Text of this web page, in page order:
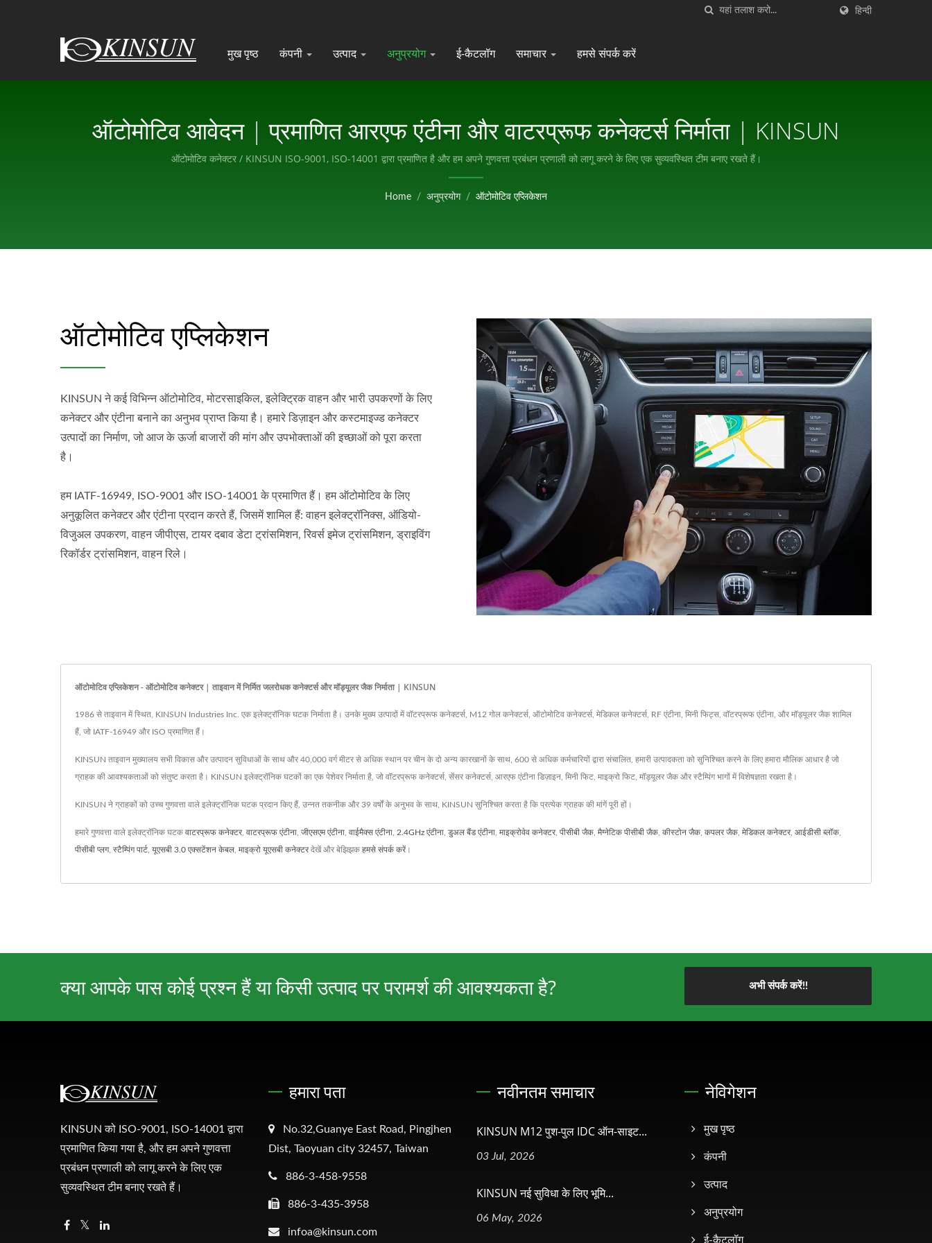
हिन्दी
मुख पृष्ठ कंपनी उत्पाद अनुप्रयोग ई-कैटलॉग समाचार हमसे संपर्क करें
ऑटोमोटिव आवेदन | प्रमाणित आरएफ एंटीना और वाटरप्रूफ कनेक्टर्स निर्माता | KINSUN
ऑटोमोटिव कनेक्टर / KINSUN ISO-9001, ISO-14001 द्वारा प्रमाणित है और हम अपने गुणवत्ता प्रबंधन प्रणाली को लागू करने के लिए एक सुव्यवस्थित टीम बनाए रखते हैं।
Home / अनुप्रयोग / ऑटोमोटिव एप्लिकेशन
ऑटोमोटिव एप्लिकेशन
KINSUN ने कई विभिन्न ऑटोमोटिव, मोटरसाइकिल, इलेक्ट्रिक वाहन और भारी उपकरणों के लिए
कनेक्टर और एंटीना बनाने का अनुभव प्राप्त किया है। हमारे डिज़ाइन और कस्टमाइज्ड कनेक्टर
उत्पादों का निर्माण, जो आज के ऊर्जा बाजारों की मांग और उपभोक्ताओं की इच्छाओं को पूरा करता
है।
हम IATF-16949, ISO-9001 और ISO-14001 के प्रमाणित हैं। हम ऑटोमोटिव के लिए
अनुकूलित कनेक्टर और एंटीना प्रदान करते हैं, जिसमें शामिल हैं: वाहन इलेक्ट्रॉनिक्स, ऑडियो-
विजुअल उपकरण, वाहन जीपीएस, टायर दबाव डेटा ट्रांसमिशन, रिवर्स इमेज ट्रांसमिशन, ड्राइविंग
रिकॉर्डर ट्रांसमिशन, वाहन रिले।
ऑटोमोटिव एप्लिकेशन - ऑटोमोटिव कनेक्टर | ताइवान में निर्मित जलरोधक कनेक्टर्स और मॉड्यूलर जैक निर्माता | KINSUN
1986 से ताइवान में स्थित, KINSUN Industries Inc. एक इलेक्ट्रॉनिक घटक निर्माता है। उनके मुख्य उत्पादों में वॉटरप्रूफ कनेक्टर्स, M12 गोल कनेक्टर्स, ऑटोमोटिव कनेक्टर्स, मेडिकल कनेक्टर्स, RF एंटीना, मिनी फिट्स, वॉटरप्रूफ एंटीना, और मॉड्यूलर जैक शामिल
हैं, जो IATF-16949 और ISO प्रमाणित हैं।
KINSUN ताइवान मुख्यालय सभी विकास और उत्पादन सुविधाओं के साथ और 40,000 वर्ग मीटर से अधिक स्थान पर चीन के दो अन्य कारखानों के साथ, 600 से अधिक कर्मचारियों द्वारा संचालित, हमारी उत्पादकता को सुनिश्चित करने के लिए हमारा मौलिक आधार है जो
ग्राहक की आवश्यकताओं को संतुष्ट करता है। KINSUN इलेक्ट्रॉनिक घटकों का एक पेशेवर निर्माता है, जो वॉटरप्रूफ कनेक्टर्स, सेंसर कनेक्टर्स, आरएफ एंटीना डिज़ाइन, मिनी फिट, माइक्रो फिट, मॉड्यूलर जैक और स्टैम्पिंग भागों में विशेषज्ञता रखता है।
KINSUN ने ग्राहकों को उच्च गुणवत्ता वाले इलेक्ट्रॉनिक घटक प्रदान किए हैं, उन्नत तकनीक और 39 वर्षों के अनुभव के साथ, KINSUN सुनिश्चित करता है कि प्रत्येक ग्राहक की मांगें पूरी हों।
हमारे गुणवत्ता वाले इलेक्ट्रॉनिक घटक वाटरप्रूफ कनेक्टर, वाटरप्रूफ एंटीना जीएसएम एंटीना वाईमैक्स एंटीना 2.4GHz एंटीना डुअल बैंड एंटीना माइक्रोवेव कनेक्टर, पीसीबी जैक मैग्नेटिक पीसीबी जैक कीस्टोन जैक कपलर जैक मेडिकल कनेक्टर, आईडीसी ब्लॉक
पीसीबी प्लग, स्टैम्पिंग पार्ट यूएसबी 3.0 एक्सटेंशन केबल माइक्रो यूएसबी कनेक्टरदेखें और बेझिझक हमसे संपर्क करें।
क्या आपके पास कोई प्रश्न हैं या किसी उत्पाद पर परामर्श की आवश्यकता है? अभी संपर्क करें!!
KINSUN को ISO-9001, ISO-14001 द्वारा
प्रमाणित किया गया है, और हम अपने गुणवत्ता
प्रबंधन प्रणाली को लागू करने के लिए एक
सुव्यवस्थित टीम बनाए रखते हैं।
हमारा पता
No.32,Guanye East Road, Pingjhen
Dist, Taoyuan city 32457, Taiwan
886-3-458-9558
886-3-435-3958
infoa@kinsun.com
नवीनतम समाचार
KINSUN M12 पुश-पुल IDC ऑन-साइट...
03 Jul, 2026
KINSUN नई सुविधा के लिए भूमि...
06 May, 2026
नेविगेशन
मुख पृष्ठ
कंपनी
उत्पाद
अनुप्रयोग
ई-कैटलॉग